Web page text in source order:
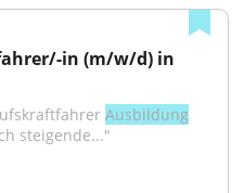
in (m/w/d) in
Ausbildung
steigende..."